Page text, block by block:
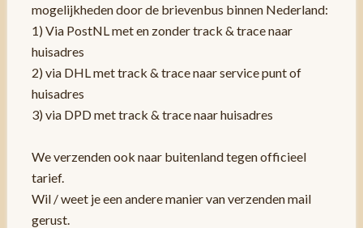
mogelijkheden door de brievenbus binnen Nederland:
1) Via PostNL met en zonder track & trace naar
huisadres
2) via DHL met track & trace naar service punt of
huisadres
3) via DPD met track & trace naar huisadres
We verzenden ook naar buitenland tegen officieel
tarief.
Wil / weet je een andere manier van verzenden mail
gerust.